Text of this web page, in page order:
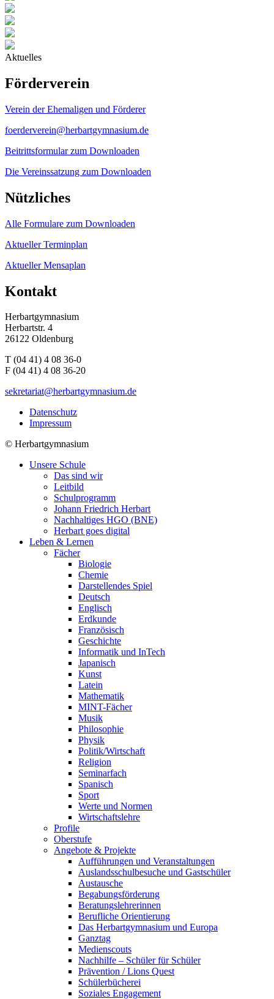
Aktuelles
Förderverein
Verein der Ehemaligen und Förderer
foerderverein@herbartgymnasium.de
Beitrittsformular zum Downloaden
Die Vereinssatzung zum Downloaden
Nützliches
Alle Formulare zum Downloaden
Aktueller Terminplan
Aktueller Mensaplan
Kontakt
Herbartgymnasium
Herbartstr. 4
26122 Oldenburg
T (04 41) 4 08 36-0
F (04 41) 4 08 36-20
sekretariat@herbartgymnasium.de
Datenschutz
Impressum
© Herbartgymnasium
Unsere Schule
Das sind wir
Leitbild
Schulprogramm
Johann Friedrich Herbart
Nachhaltiges HGO (BNE)
Herbart goes digital
Leben & Lernen
Fächer
Biologie
Chemie
Darstellendes Spiel
Deutsch
Englisch
Erdkunde
Französisch
Geschichte
Informatik und InTech
Japanisch
Kunst
Latein
Mathematik
MINT-Fächer
Musik
Philosophie
Physik
Politik/Wirtschaft
Religion
Seminarfach
Spanisch
Sport
Werte und Normen
Wirtschaftslehre
Profile
Oberstufe
Angebote & Projekte
Aufführungen und Veranstaltungen
Auslandsschulbesuche und Gastschüler
Austausche
Begabungsförderung
Beratungslehrerinnen
Berufliche Orientierung
Das Herbartgymnasium und Europa
Ganztag
Medienscouts
Nachhilfe – Schüler für Schüler
Prävention / Lions Quest
Schülerbücherei
Soziales Engagement